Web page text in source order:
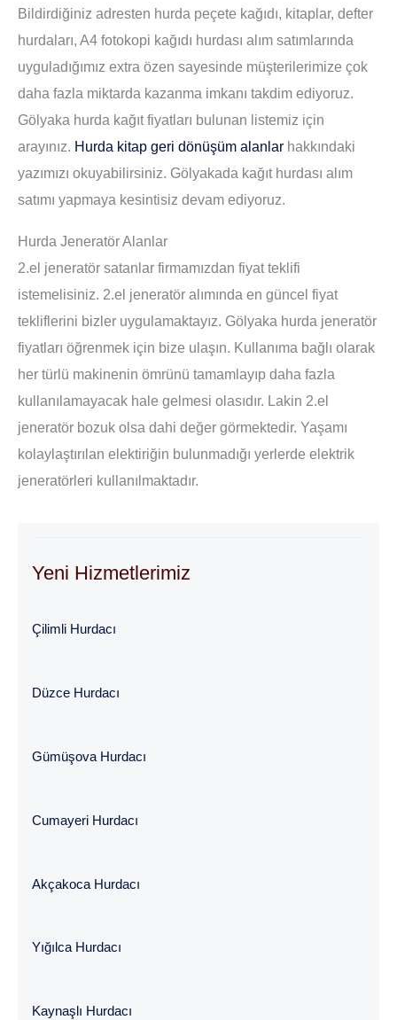
Bildirdiğiniz adresten hurda peçete kağıdı, kitaplar, defter
hurdaları, A4 fotokopi kağıdı hurdası alım satımlarında
uyguladığımız extra özen sayesinde müşterilerimize çok
daha fazla miktarda kazanma imkanı takdim ediyoruz.
Gölyaka hurda kağıt fiyatları bulunan listemiz için
arayınız. Hurda kitap geri dönüşüm alanlar hakkındaki
yazımızı okuyabilirsiniz. Gölyakada kağıt hurdası alım
satımı yapmaya kesintisiz devam ediyoruz.
Hurda Jeneratör Alanlar
2.el jeneratör satanlar firmamızdan fiyat teklifi
istemelisiniz. 2.el jeneratör alımında en güncel fiyat
tekliflerini bizler uygulamaktayız. Gölyaka hurda jeneratör
fiyatları öğrenmek için bize ulaşın. Kullanıma bağlı olarak
her türlü makinenin ömrünü tamamlayıp daha fazla
kullanılamayacak hale gelmesi olasıdır. Lakin 2.el
jeneratör bozuk olsa dahi değer görmektedir. Yaşamı
kolaylaştırılan elektiriğin bulunmadığı yerlerde elektrik
jeneratörleri kullanılmaktadır.
Yeni Hizmetlerimiz
Çilimli Hurdacı
Düzce Hurdacı
Gümüşova Hurdacı
Cumayeri Hurdacı
Akçakoca Hurdacı
Yığılca Hurdacı
Kaynaşlı Hurdacı